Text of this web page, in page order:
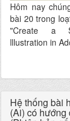
Hôm nay
bài 20 trong
"Create a
lllustration in
Hệ thống bài
(Ai) có hướng